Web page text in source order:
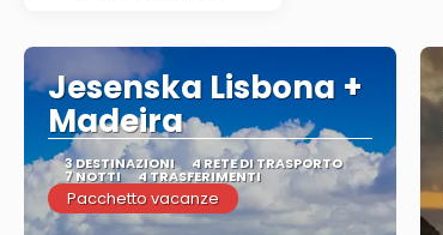
Jesenska Lisbona +
Madeira
3 DESTINAZIONI 4 RETE DI TRASPORTO
7 NOTTI 4 TRASFERIMENTI
Pacchetto vacanze